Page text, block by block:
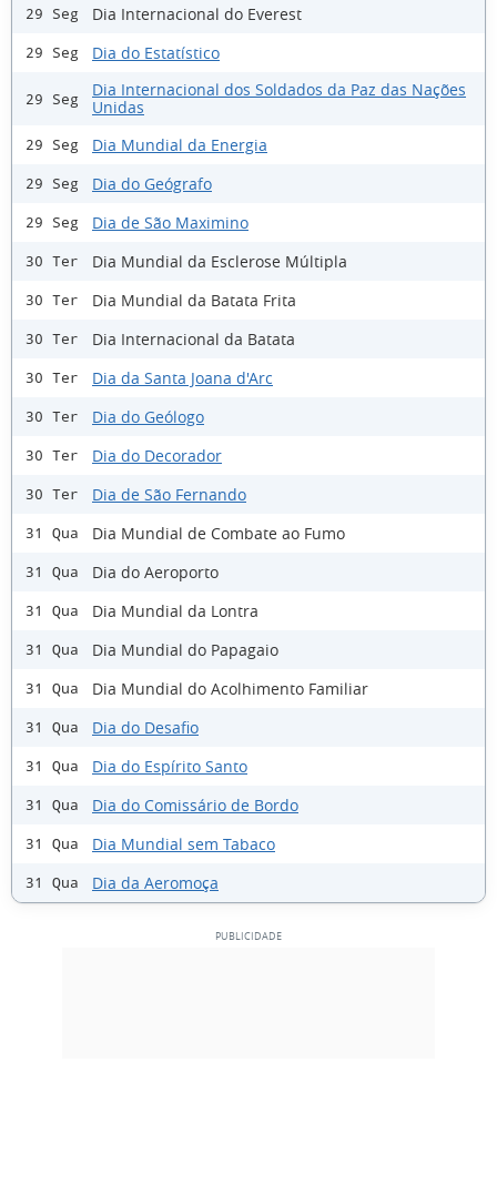
29 Seg Dia Internacional do Everest
29 Seg Dia do Estatístico
29 Seg
Dia Internacional dos Soldados da Paz das Nações
Unidas
29 Seg Dia Mundial da Energia
29 Seg Dia do Geógrafo
29 Seg Dia de São Maximino
30 Ter Dia Mundial da Esclerose Múltipla
30 Ter Dia Mundial da Batata Frita
30 Ter Dia Internacional da Batata
30 Ter Dia da Santa Joana d'Arc
30 Ter Dia do Geólogo
30 Ter Dia do Decorador
30 Ter Dia de São Fernando
31 Qua Dia Mundial de Combate ao Fumo
31 Qua Dia do Aeroporto
31 Qua Dia Mundial da Lontra
31 Qua Dia Mundial do Papagaio
31 Qua Dia Mundial do Acolhimento Familiar
31 Qua Dia do Desafio
31 Qua Dia do Espírito Santo
31 Qua Dia do Comissário de Bordo
31 Qua Dia Mundial sem Tabaco
31 Qua Dia da Aeromoça